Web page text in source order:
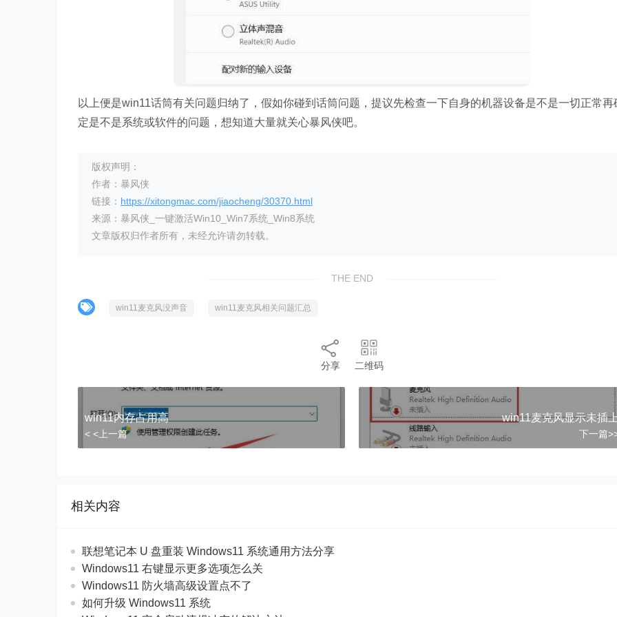
以上便是win11话筒有关问题归纳了，假如你碰到话筒问题，提议先检查一下自身的机器设备是不是一切正常再
定是不是系统或软件的问题，想知道大量就关心暴风侠吧。
版权声明：
作者：暴风侠
链接： https://xitongmac.com/jiaocheng/30370.html
来源：暴风侠_一键激活Win10_Win7系统_Win8系统
文章版权归作者所有，未经允许请勿转载。
THE END
win11麦克风没声音 win11麦克风相关问题汇总
分享 二维码
win11内存占用高
< <上一篇
win11麦克风显示未插
下一篇
相关内容
联想笔记本 U 盘重装 Windows11 系统通用方法分享
Windows11 右键显示更多选项怎么关
Windows11 防火墙高级设置点不了
如何升级 Windows11 系统